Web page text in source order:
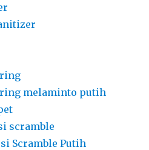
melaminto putih
scramble
Scramble Putih